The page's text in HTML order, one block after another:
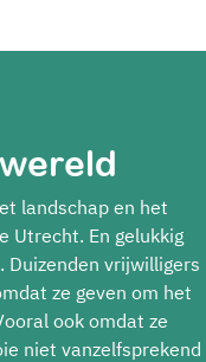
landschap en het
Utrecht. En gelukkig
Duizenden vrijwilligers
ze geven om het
ook omdat ze
niet vanzelfsprekend